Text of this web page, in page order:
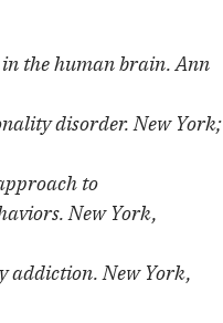
in the human brain. Ann
disorder. New York;
to
New York,
addiction. New York,